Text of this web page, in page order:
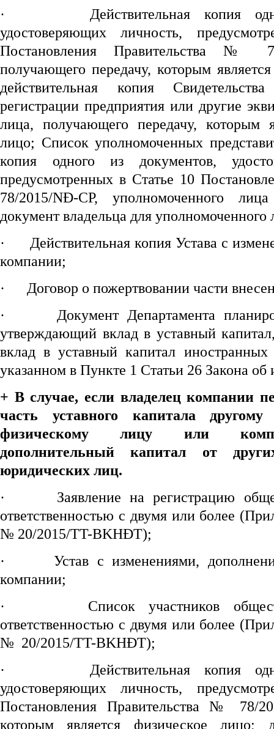
· Действительная копия
удостоверяющих личность,
Постановления Правительства №
получающего передачу, которым
действительная копия
регистрации предприятия или другие
лица, получающего передачу, которым
лицо; Список уполномоченных
копия одного из документов,
предусмотренных в Статье 10
78/2015/NĐ-CP, уполномоченного
документ владельца для уполномоченного
· Действительная копия Устава с
компании;
· Договор о пожертвовании части
· Документ Департамента
утверждающий вклад в уставный
вклад в уставный капитал иностранных
указанном в Пункте 1 Статьи 26 Закона об
+ В случае, если владелец компании
часть уставного капитала другому
физическому лицу или
дополнительный капитал от
юридических лиц.
· Заявление на регистрацию
ответственностью с двумя или более
№ 20/2015/TT-BKHĐT);
·Устав с изменениями,
компании;
· Список участников
ответственностью с двумя или более
№ 20/2015/TT-BKHĐT);
· Действительная копия
удостоверяющих личность,
Постановления Правительства № 78/
которым является физическое лицо;